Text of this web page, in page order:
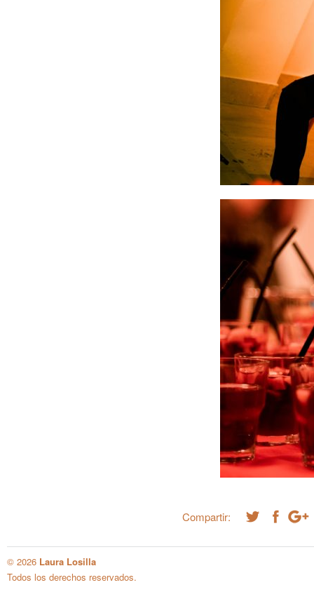
Compartir:
© 2026 Laura Losilla
Todos los derechos reservados.